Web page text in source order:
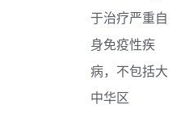
于治疗严重自
身免疫性疾
病，不包括大
中华区